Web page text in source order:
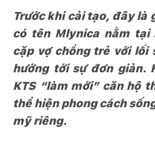
Trước khi cải tạo, đây là
có tên Mlynica nằm tại
cặp vợ chồng trẻ với lối
hướng tới sự đơn giản.
KTS “làm mới” căn hộ
thể hiện phong cách
mỹ riêng.